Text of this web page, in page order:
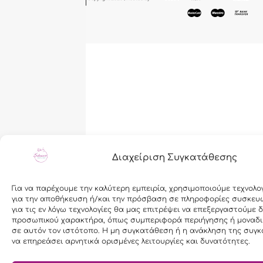
Διαχείριση Συγκατάθεσης
Για να παρέχουμε την καλύτερη εμπειρία, χρησιμοποιούμε
για την αποθήκευση ή/και την πρόσβαση σε πληροφορίες
για τις εν λόγω τεχνολογίες θα μας επιτρέψει να επεξεργαστούμε
προσωπικού χαρακτήρα, όπως συμπεριφορά περιήγησης ή
σε αυτόν τον ιστότοπο. Η μη συγκατάθεση ή η ανάκληση της
να επηρεάσει αρνητικά ορισμένες λειτουργίες και δυνατότητες.